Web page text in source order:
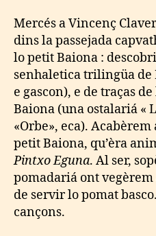
Mercés a Vincenç
dins la passejada
lo petit Baiona :
senhaletica trilingüa de
e gascon), e de traças
Baiona (una ostalariá «
«Orbe», eca).
petit Baiona, qu’èra
Pintxo Eguna. Al ser,
pomadariá ont
de servir lo pomat
cançons.